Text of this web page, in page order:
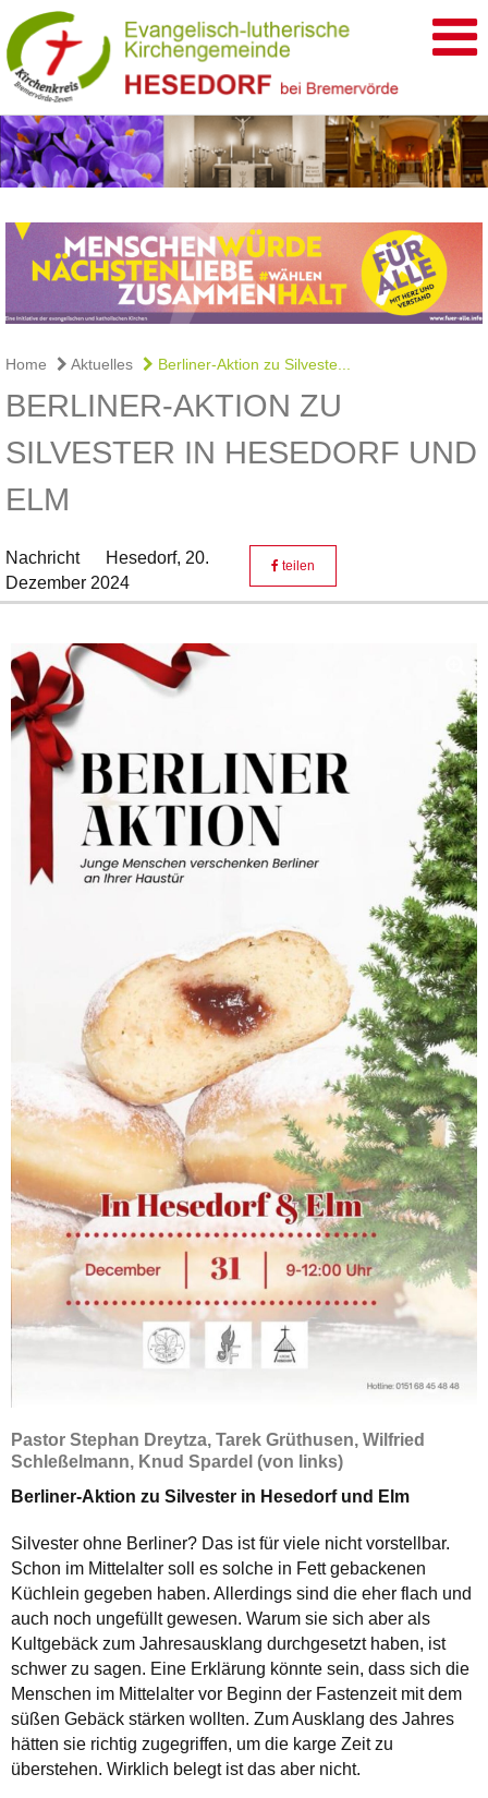
Home Aktuelles Berliner-Aktion zu Silveste...
BERLINER-AKTION ZU
SILVESTER IN HESEDORF UND
ELM
Nachricht Hesedorf, 20.
Dezember 2024
teilen
Pastor Stephan Dreytza, Tarek Grüthusen, Wilfried
Schleßelmann, Knud Spardel (von links)
Berliner-Aktion zu Silvester in Hesedorf und Elm
Silvester ohne Berliner? Das ist für viele nicht vorstellbar.
Schon im Mittelalter soll es solche in Fett gebackenen
Küchlein gegeben haben. Allerdings sind die eher flach und
auch noch ungefüllt gewesen. Warum sie sich aber als
Kultgebäck zum Jahresausklang durchgesetzt haben, ist
schwer zu sagen. Eine Erklärung könnte sein, dass sich die
Menschen im Mittelalter vor Beginn der Fastenzeit mit dem
süßen Gebäck stärken wollten. Zum Ausklang des Jahres
hätten sie richtig zugegriffen, um die karge Zeit zu
überstehen. Wirklich belegt ist das aber nicht.